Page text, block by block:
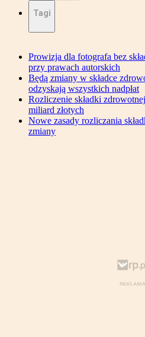
Tagi
Prowizja dla fotografa bez
przy prawach autorskich
Będą zmiany w składce
odzyskają wszystkich nadpłat
Rozliczenie składki
miliard złotych
Nowe zasady rozliczania
zmiany